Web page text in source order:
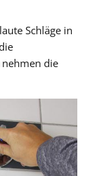
Schläge in
die